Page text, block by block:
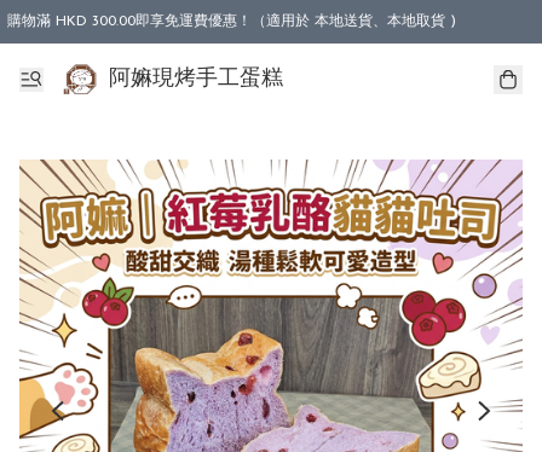
購物滿 HKD 300.00即享免運費優惠！（適用於 本地送貨、本地取貨 )
阿嫲現烤手工蛋糕